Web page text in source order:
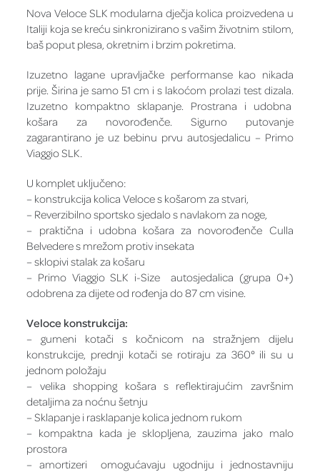
Nova Veloce SLK modularna dječja kolica proizvedena u
Italiji koja se kreću sinkronizirano s vašim životnim stilom,
baš poput plesa, okretnim i brzim pokretima.
Izuzetno lagane upravljačke performanse kao nikada
prije. Širina je samo 51 cm i s lakoćom prolazi test dizala.
Izuzetno kompaktno sklapanje. Prostrana i udobna
košara za novorođenče. Sigurno putovanje
zagarantirano je uz bebinu prvu autosjedalicu – Primo
Viaggio SLK.
U komplet uključeno:
– konstrukcija kolica Veloce s košarom za stvari,
– Reverzibilno sportsko sjedalo s navlakom za noge,
– praktična i udobna košara za novorođenče Culla
Belvedere s mrežom protiv insekata
– sklopivi stalak za košaru
– Primo Viaggio SLK i-Size autosjedalica (grupa 0+)
odobrena za dijete od rođenja do 87 cm visine.
Veloce konstrukcija:
– gumeni kotači s kočnicom na stražnjem dijelu
konstrukcije, prednji kotači se rotiraju za 360° ili su u
jednom položaju
– velika shopping košara s reflektirajućim završnim
detaljima za noćnu šetnju
– Sklapanje i rasklapanje kolica jednom rukom
– kompaktna kada je sklopljena, zauzima jako malo
prostora
– amortizeri omogućavaju ugodniju i jednostavniju